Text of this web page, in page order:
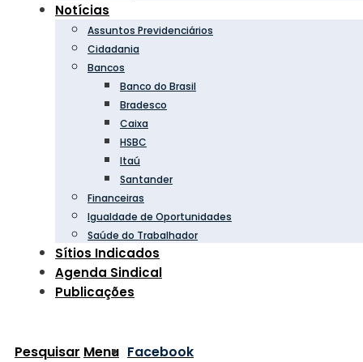
Notícias
Assuntos Previdenciários
Cidadania
Bancos
Banco do Brasil
Bradesco
Caixa
HSBC
Itaú
Santander
Financeiras
Igualdade de Oportunidades
Saúde do Trabalhador
Sítios Indicados
Agenda Sindical
Publicações
Pesquisar Menu Facebook